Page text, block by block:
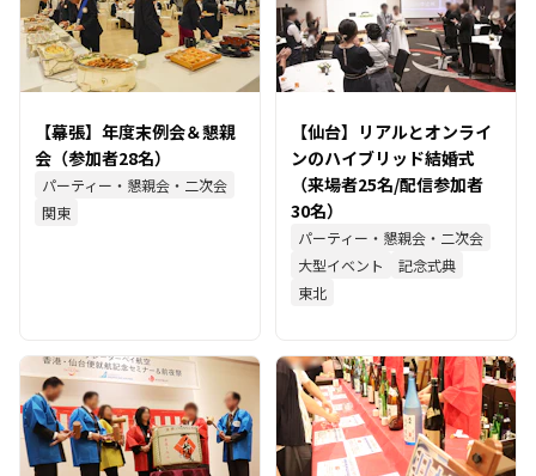
【幕張】年度末例会＆懇親
会（参加者28名）
パーティー・懇親会・二次会
関東
【仙台】リアルとオンライ
ンのハイブリッド結婚式
（来場者25名/配信参加者
30名）
パーティー・懇親会・二次会
大型イベント
記念式典
東北